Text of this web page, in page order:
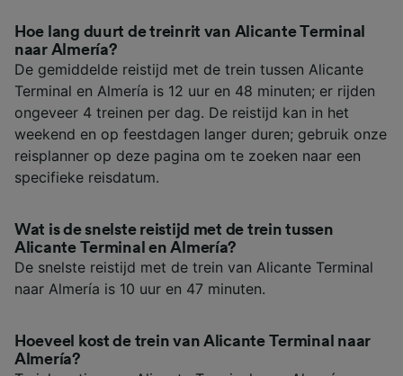
Hoe lang duurt de treinrit van Alicante Terminal
naar Almería?
De gemiddelde reistijd met de trein tussen Alicante
Terminal en Almería is 12 uur en 48 minuten; er rijden
ongeveer 4 treinen per dag. De reistijd kan in het
weekend en op feestdagen langer duren; gebruik onze
reisplanner op deze pagina om te zoeken naar een
specifieke reisdatum.
Wat is de snelste reistijd met de trein tussen
Alicante Terminal en Almería?
De snelste reistijd met de trein van Alicante Terminal
naar Almería is 10 uur en 47 minuten.
Hoeveel kost de trein van Alicante Terminal naar
Almería?